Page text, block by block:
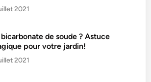
2021
bicarbonate de soude ? Astuce
pour votre jardin!
2021